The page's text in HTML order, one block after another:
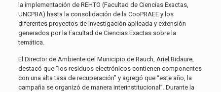
la implementación de REHTO (Facultad de Ciencias Exactas,
UNCPBA) hasta la consolidación de la CooPRAEE y los
diferentes proyectos de Investigación aplicada y extensión
generados por la Facultad de Ciencias Exactas sobre la
temática.
El Director de Ambiente del Municipio de Rauch, Ariel Bidaure,
destacó que “los residuos electrónicos contienen componentes
con una alta tasa de recuperación” y agregó que “este año, la
campaña se organizó de manera interinstitucional”. Durante la